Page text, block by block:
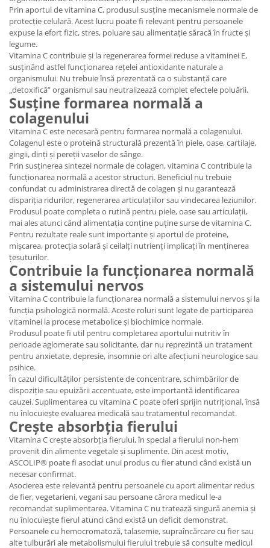
Prin aportul de vitamina C, produsul susține mecanismele normale de
protecție celulară. Acest lucru poate fi relevant pentru persoanele
expuse la efort fizic, stres, poluare sau alimentație săracă în fructe și
legume.
Vitamina C contribuie și la regenerarea formei reduse a vitaminei E,
susținând astfel funcționarea rețelei antioxidante naturale a
organismului. Nu trebuie însă prezentată ca o substanță care
„detoxifică” organismul sau neutralizează complet efectele poluării.
Susține formarea normală a
colagenului
Vitamina C este necesară pentru formarea normală a colagenului.
Colagenul este o proteină structurală prezentă în piele, oase, cartilaje,
gingii, dinți și pereții vaselor de sânge.
Prin susținerea sintezei normale de colagen, vitamina C contribuie la
funcționarea normală a acestor structuri. Beneficiul nu trebuie
confundat cu administrarea directă de colagen și nu garantează
dispariția ridurilor, regenerarea articulațiilor sau vindecarea leziunilor.
Produsul poate completa o rutină pentru piele, oase sau articulații,
mai ales atunci când alimentația conține puține surse de vitamina C.
Pentru rezultate reale sunt importante și aportul de proteine,
mișcarea, protecția solară și ceilalți nutrienți implicați în menținerea
țesuturilor.
Contribuie la funcționarea normală
a sistemului nervos
Vitamina C contribuie la funcționarea normală a sistemului nervos și la
funcția psihologică normală. Aceste roluri sunt legate de participarea
vitaminei la procese metabolice și biochimice normale.
Produsul poate fi util pentru completarea aportului nutritiv în
perioade aglomerate sau solicitante, dar nu reprezintă un tratament
pentru anxietate, depresie, insomnie ori alte afecțiuni neurologice sau
psihice.
În cazul dificultăților persistente de concentrare, schimbărilor de
dispoziție sau epuizării accentuate, este importantă identificarea
cauzei. Suplimentarea cu vitamina C poate oferi sprijin nutrițional, însă
nu înlocuiește evaluarea medicală sau tratamentul recomandat.
Crește absorbția fierului
Vitamina C crește absorbția fierului, în special a fierului non-hem
provenit din alimente vegetale și suplimente. Din acest motiv,
ASCOLIP® poate fi asociat unui produs cu fier atunci când există un
necesar confirmat.
Asocierea este relevantă pentru persoanele cu aport alimentar redus
de fier, vegetarieni, vegani sau persoane cărora medicul le-a
recomandat suplimentarea. Vitamina C nu tratează singură anemia și
nu înlocuiește fierul atunci când există un deficit demonstrat.
Persoanele cu hemocromatoză, talasemie, supraîncărcare cu fier sau
alte tulburări ale metabolismului fierului trebuie să consulte medicul